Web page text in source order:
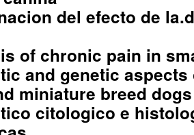
del efecto de
of chronic pain in
and genetic
miniature breed
citologico e